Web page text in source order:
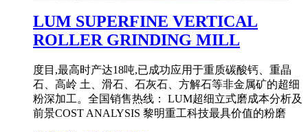
LUM SUPERFINE VERTICAL
ROLLER GRINDING MILL
度目,最高时产达18吨,已成功应用于重质碳酸钙、重晶
石、高岭 土、滑石、石灰石、方解石等非金属矿的超细
粉深加工。全国销售热线： LUM超细立式磨成本分析及
前景COST ANALYSIS 黎明重工科技最具价值的粉磨